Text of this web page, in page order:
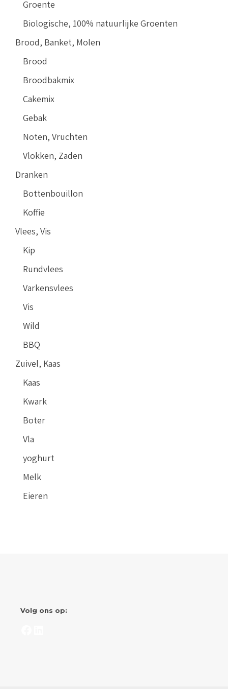
Groente
Biologische, 100% natuurlijke Groenten
Brood, Banket, Molen
Brood
Broodbakmix
Cakemix
Gebak
Noten, Vruchten
Vlokken, Zaden
Dranken
Bottenbouillon
Koffie
Vlees, Vis
Kip
Rundvlees
Varkensvlees
Vis
Wild
BBQ
Zuivel, Kaas
Kaas
Kwark
Boter
Vla
yoghurt
Melk
Eieren
Volg ons op: